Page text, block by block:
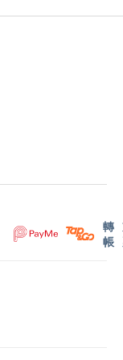
翻譯服務。
中文、簡體中
符之處，應以
內發送，客戶
部會發送提醒
內，微信小程
在報告完成後
，客戶可選擇
轉
帳